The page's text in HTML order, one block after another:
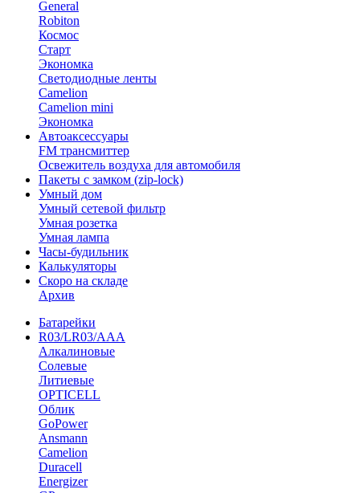
General
Robiton
Космос
Старт
Экономка
Светодиодные ленты
Camelion
Camelion mini
Экономка
Автоаксессуары
FM трансмиттер
Освежитель воздуха для автомобиля
Пакеты с замком (zip-lock)
Умный дом
Умный сетевой фильтр
Умная розетка
Умная лампа
Часы-будильник
Калькуляторы
Скоро на складе
Архив
Батарейки
R03/LR03/AAA
Алкалиновые
Солевые
Литиевые
OPTICELL
Облик
GoPower
Ansmann
Camelion
Duracell
Energizer